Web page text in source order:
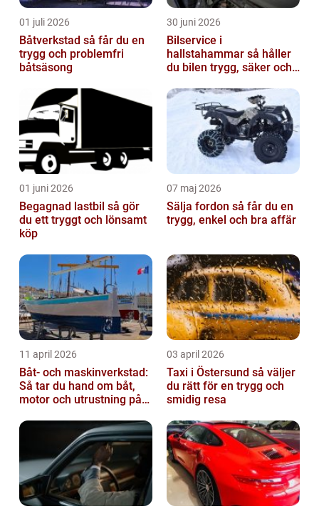
01 juli 2026
Båtverkstad så får du en
trygg och problemfri
båtsäsong
30 juni 2026
Bilservice i
hallstahammar så håller
du bilen trygg, säker och
01 juni 2026
Begagnad lastbil så gör
du ett tryggt och lönsamt
köp
07 maj 2026
Sälja fordon så får du en
trygg, enkel och bra affär
11 april 2026
Båt- och maskinverkstad:
Så tar du hand om båt,
motor och utrustning på
03 april 2026
Taxi i Östersund så väljer
du rätt för en trygg och
smidig resa